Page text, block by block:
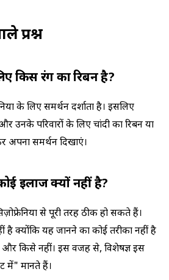
प्रश्न
किस रंग का रिबन है?
के लिए समर्थन दर्शाता है। इसलिए
उनके परिवारों के लिए चांदी का रिबन या
अपना समर्थन दिखाएं।
इलाज क्यों नहीं है?
से पूरी तरह ठीक हो सकते हैं।
क्योंकि यह जानने का कोई तरीका नहीं है
और किसे नहीं। इस वजह से, विशेषज्ञ इस
में" मानते हैं।